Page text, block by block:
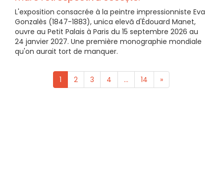
L'exposition consacrée à la peintre impressionniste Eva
Gonzalès (1847-1883), unica elevă d'Édouard Manet,
ouvre au Petit Palais à Paris du 15 septembre 2026 au
24 janvier 2027. Une première monographie mondiale
qu'on aurait tort de manquer.
1 2 3 4 ... 14 »